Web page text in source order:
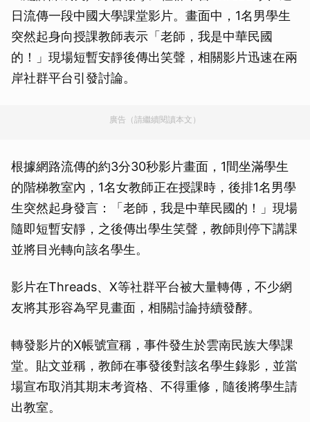
日流傳一段中國大學課堂影片。畫面中，1名男學生
突然起身向授課教師表示「老師，我是中華民國
的！」現場短暫安靜後傳出笑聲，相關影片迅速在兩
岸社群平台引發討論。
廣告（請繼續閱讀本文）
根據網路流傳的約3分30秒影片畫面，1間坐滿學生
的階梯教室內，1名女教師正在授課時，後排1名男學
生突然起身發言：「老師，我是中華民國的！」現場
隨即短暫安靜，之後傳出學生笑聲，教師則停下講課
並將目光轉向該名學生。
影片在Threads、X等社群平台被大量轉傳，不少網
友將其形容為罕見畫面，相關討論持續發酵。
轉發影片的X帳號宣稱，事件發生於雲南民族大學課
堂。貼文並稱，教師在事發後對該名學生錄影，並當
場宣布取消其期末考資格、不得重修，隨後將學生請
出教室。